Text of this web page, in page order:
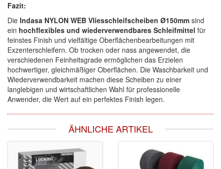
Fazit:
Die Indasa NYLON WEB Vliesschleifscheiben Ø150mm sind
ein hochflexibles und wiederverwendbares Schleifmittel für
feinstes Finish und vielfältige Oberflächenbearbeitungen mit
Exzenterschleifern. Ob trocken oder nass angewendet, die
verschiedenen Feinheitsgrade ermöglichen das Erzielen
hochwertiger, gleichmäßiger Oberflächen. Die Waschbarkeit und
Wiederverwendbarkeit machen diese Scheiben zu einer
langlebigen und wirtschaftlichen Wahl für professionelle
Anwender, die Wert auf ein perfektes Finish legen.
ÄHNLICHE ARTIKEL